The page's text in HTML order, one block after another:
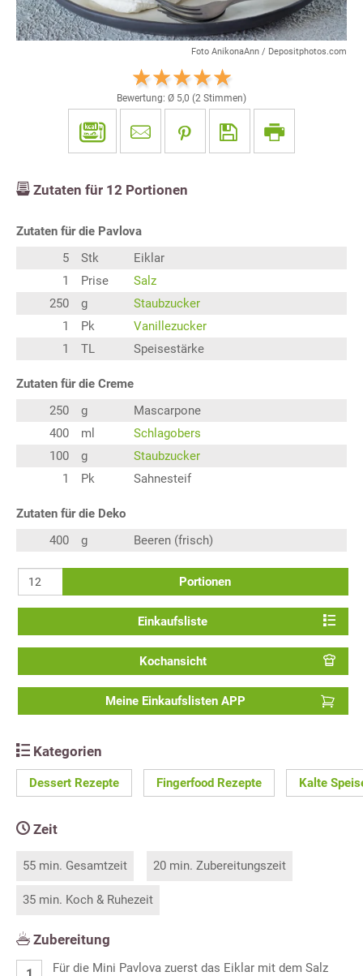
Foto AnikonaAnn / Depositphotos.com
Bewertung: Ø 5,0 (2 Stimmen)
Zutaten für 12 Portionen
Zutaten für die Pavlova
5
Stk
Eiklar
1
Prise
Salz
250
g
Staubzucker
1
Pk
Vanillezucker
1
TL Speisestärke
Zutaten für die Creme
250
g
Mascarpone
400
ml
Schlagobers
100
g
Staubzucker
1
Pk Sahnesteif
Zutaten für die Deko
400
g Beeren (frisch)
Portionen
Einkaufsliste
Kochansicht
Meine Einkaufslisten APP
Kategorien
Dessert Rezepte Fingerfood Rezepte Kalte
Zeit
55 min. Gesamtzeit 20 min. Zubereitungszeit
35 min. Koch & Ruhezeit
Zubereitung
Für die Mini Pavlova zuerst das Eiklar mit dem Salz